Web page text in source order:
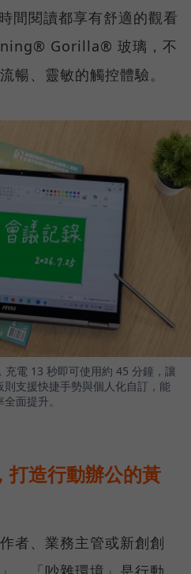
間閱讀都享有舒適的觀看
Gorilla® 玻璃，不
暢、靈敏的觸控體驗。
電 13 秒即可使用約 45 分鐘，讓
支援快捷手勢與個人化自訂，能
面提升。
打造行動辦公的黃
者、業務主管或新創創